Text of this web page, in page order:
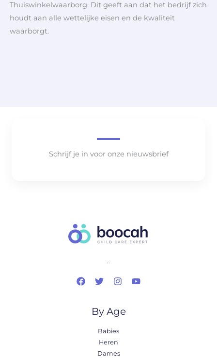
Thuiswinkelwaarborg. Dit geeft aan dat het bedrijf zich
houdt aan alle wettelijke eisen en de kwaliteit
waarborgt.
Schrijf je in voor onze nieuwsbrief
..
By Age
Babies
Heren
Dames